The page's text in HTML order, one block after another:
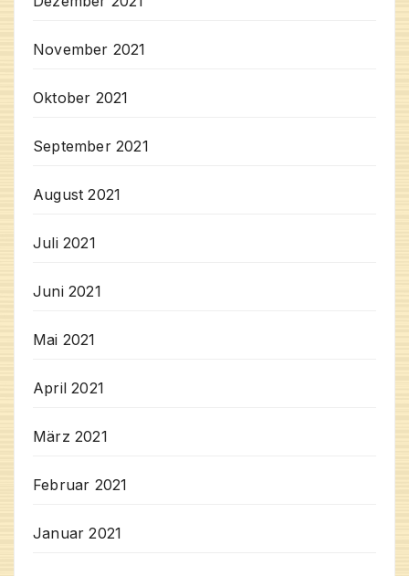
November 2021
Oktober 2021
September 2021
August 2021
Juli 2021
Juni 2021
Mai 2021
April 2021
März 2021
Februar 2021
Januar 2021